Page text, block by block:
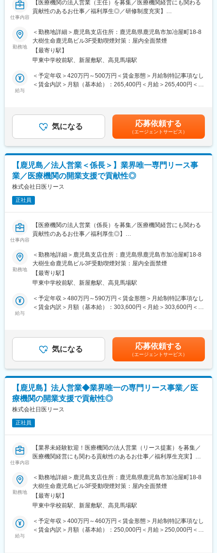
■インセンティブ制度／販売キャンペーンがあり、業績(販売台数)
を正当に評価されます。(ハイプレイヤーの方だと40～50万円／月
■転勤は基本的にありません。(管理職になった場合、打診可能性
はありますが意向に沿います。)
■担当エリアは配属先及び周辺都道府県となります。
■入社を決めた理由
（1）社会貢献できる・お客様に喜んで頂ける
（2）社会貢献できる、客様に喜んで頂ける・応援頂ける
（3）様々な業界の普段会えない役職者に会える
【企業紹介WEBページ】
■会社概要
https://www.youtube.com/watch?v=Ge4KiEjNYaM
■採用サイト内動画ページ
https://trim-saiyo.jp/movie/
仕事内容
【医療機関の法人営業（主任）を募集／医療機関経営にも関わる
貢献性のあるお仕事／福利厚生◎／研修制度充実】
【はじめに】
今回は部署の増員を目的に、法人営業担当を募集します。医療機
関や開業をお考えの医師などに対して、リース商品の提案をメイ
ンでお任せします。
【当社のリースについて】
医療機器を中心に必需品を4～5年の期間でリース契約（貸出）を
（MRIや手術用機器など）メインとするほか、開業の際の資金や
物件などです。
するリース提案営業をご担当いただきます。
■既存・ルート営業（5～6割）：
既存顧客へのリース商品の提案や追加取引を獲得し、継続的にサ
ポートいただきます。
■新規営業（4～5割）：
《新規開業支援》
開業を予定している医師に対し、医療機器メーカーやコンサルタ
ントと協力して、開業の支援をします。集患シュミレーションで
ある診療圏の分析、収益予測のノウハウがあり、付加価値の高い
《既設新規先》
すでに開業している医療機関等との取引を開拓します。リースや
分割払いでの取引を提案し、医療機器の円滑な導入や、省エネ設
より取引の獲得を目指します。
対して幅広く提案ができるため、当社で完結させることが可能で
す。
【研修体制】
配属店で座学によりリースや医療業界の基礎知識を、OJTで外
訪・事務処理を習得いただきます。
【おすすめポイント】
■やりがい・貢献性◎
医療機関にとって、施設運営に関わる機器や物品などは金額が大
す。
■充実した福利厚生◎
に利用可）など、嬉しい福利厚生制度がございます。
勤務地
＜勤務地詳細＞鹿児島支店住所：鹿児島県鹿児島市加冶屋町18-8
大樹生命鹿児島ビル3F受動喫煙対策：屋内全面禁煙
【最寄り駅】
甲東中学校前駅、新屋敷駅、高見馬場駅
給与
＜予定年収＞420万円～500万円＜賃金形態＞月給制特記事項なし
＜賃金内訳＞月額（基本給）：265,400円＜月給＞265,400円＜昇
は含まれていません■昇給：有賃金はあくまでも目安の金額であ
り、選考を通じて上下する可能性があります。月給(月額)は固定手
当を含めた表記です。
気になる 応募依頼する
（エージェントサービス）
【鹿児島／法人営業＜係長＞】業界唯一専門リース事
業／医療機関の開業支援で貢献性◎
株式会社日医リース
正社員
仕事内容
【医療機関の法人営業（係長）を募集／医療機関経営にも関わる
貢献性のあるお仕事／福利厚生◎】
【はじめに】
今回は部署の増員を目的に、法人営業担当を募集します。医療機
関や開業をお考えの医師などに対して、リース商品の提案をメイ
ンでお任せします。
【当社のリースについて】
医療機器を中心に必需品を4～5年の期間でリース契約（貸出）を
（MRIや手術用機器など）メインとするほか、開業の際の資金や
物件などです。
するリース提案営業をご担当いただきます。
■既存・ルート営業（5～6割）：
既存顧客へのリース商品の提案や追加取引を獲得し、継続的にサ
ポートいただきます。
■新規営業（4～5割）：
《新規開業支援》
開業を予定している医師に対し、医療機器メーカーやコンサルタ
ントと協力して、開業の支援をします。集患シュミレーションで
ある診療圏の分析、収益予測のノウハウがあり、付加価値の高い
《既設新規先》
すでに開業している医療機関等との取引を開拓します。リースや
分割払いでの取引を提案し、医療機器の円滑な導入や、省エネ設
より取引の獲得を目指します。
勤務地
＜勤務地詳細＞鹿児島支店住所：鹿児島県鹿児島市加冶屋町18-8
大樹生命鹿児島ビル3F受動喫煙対策：屋内全面禁煙
【最寄り駅】
甲東中学校前駅、新屋敷駅、高見馬場駅
給与
＜予定年収＞480万円～590万円＜賃金形態＞月給制特記事項なし
＜賃金内訳＞月額（基本給）：303,600円＜月給＞303,600円＜昇
は含まれていません■昇給：有賃金はあくまでも目安の金額であ
り、選考を通じて上下する可能性があります。月給(月額)は固定手
当を含めた表記です。
気になる 応募依頼する
（エージェントサービス）
【鹿児島】法人営業◆業界唯一の専門リース事業／医
療機関の開業支援で貢献性◎
株式会社日医リース
正社員
仕事内容
【業界未経験歓迎！医療機関の法人営業（リース提案）を募集／
医療機関経営にも関わる貢献性のあるお仕事／福利厚生充実】
【はじめに】
今回は部署の増員を目的に、法人営業担当を募集します。医療機
関や開業をお考えの医師などに対して、リース商品の提案をメイ
ンでお任せします。
【業務内容】
病院やクリニック、介護施設などを対象に、医療機器をはじめと
勤務地
＜勤務地詳細＞鹿児島支店住所：鹿児島県鹿児島市加冶屋町18-8
大樹生命鹿児島ビル3F受動喫煙対策：屋内全面禁煙
【最寄り駅】
甲東中学校前駅、新屋敷駅、高見馬場駅
給与
＜予定年収＞400万円～460万円＜賃金形態＞月給制特記事項なし
＜賃金内訳＞月額（基本給）：250,000円＜月給＞250,000円＜昇